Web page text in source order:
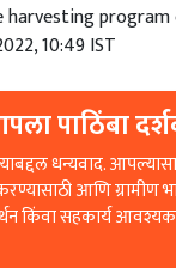
10:49 IST
पाठिंबा
धन्यवाद.
आणि
किंवा सहकार्य